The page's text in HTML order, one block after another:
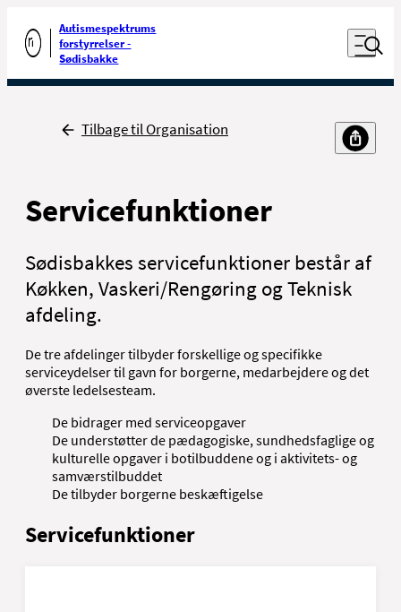
Gå til forsiden
Autismespektrums
forstyrrelser -
Sødisbakke
Åben
Udfør søgning
Tilbage
Tilbage til Organisation
Servicefunktioner
Sødisbakkes servicefunktioner består af
Køkken, Vaskeri/Rengøring og Teknisk
afdeling.
De tre afdelinger tilbyder forskellige og specifikke
serviceydelser til gavn for borgerne, medarbejdere og det
øverste ledelsesteam.
De bidrager med serviceopgaver
De understøtter de pædagogiske, sundhedsfaglige og
kulturelle opgaver i botilbuddene og i aktivitets- og
samværstilbuddet
De tilbyder borgerne beskæftigelse
Servicefunktioner